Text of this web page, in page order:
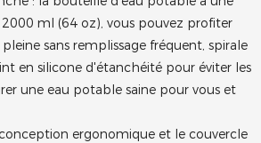
ml (64 oz), vous pouvez profiter
sans remplissage fréquent, spirale
en silicone d'étanchéité pour éviter les
une eau potable saine pour vous et
ergonomique et le couvercle